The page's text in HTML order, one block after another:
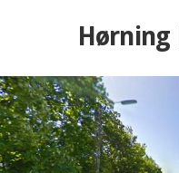
Hørning